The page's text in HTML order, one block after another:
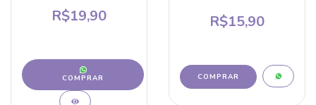
R$19,90
COMPRAR
R$15,90